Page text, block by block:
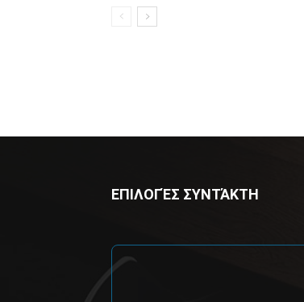
ΕΠΙΛΟΓΈΣ ΣΥΝΤΆΚΤΗ